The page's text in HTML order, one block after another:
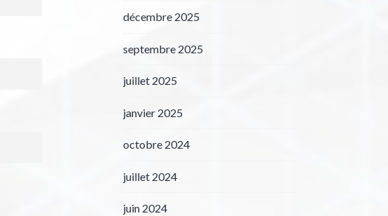
décembre 2025
septembre 2025
juillet 2025
janvier 2025
octobre 2024
juillet 2024
juin 2024